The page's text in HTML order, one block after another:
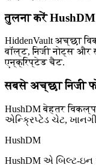
तुलना करें
HiddenVault अच्छा
वॉल्ट, निजी नोट्स
एन्क्रिप्टेड चैट.
सबसे अच्छा निजी
HushDM बेहतर
એન્ક્રિપ્ટેડ ચેટ,
HushDM
HushDM એ બિલ્ટ-